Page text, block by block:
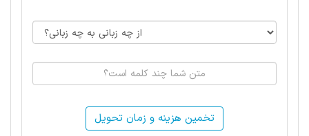
تخمین هزینه و زمان تحویل